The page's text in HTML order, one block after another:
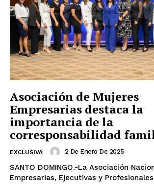
Asociación de Mujeres
Empresarias destaca la
importancia de la
corresponsabilidad
EXCLUSIVA 2 De Enero De 2025
SANTO DOMINGO.-La Asociación
Empresarias, Ejecutivas y Profesionales